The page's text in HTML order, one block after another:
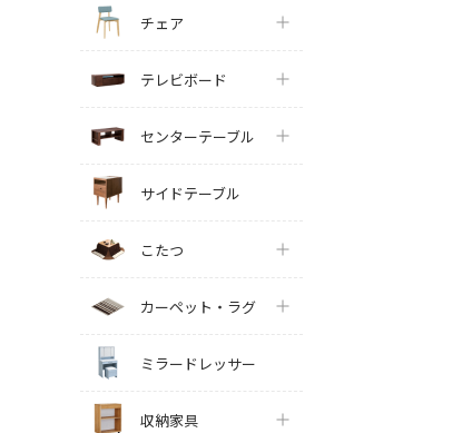
チェア
テレビボード
センターテーブル
サイドテーブル
こたつ
カーペット・ラグ
ミラードレッサー
収納家具